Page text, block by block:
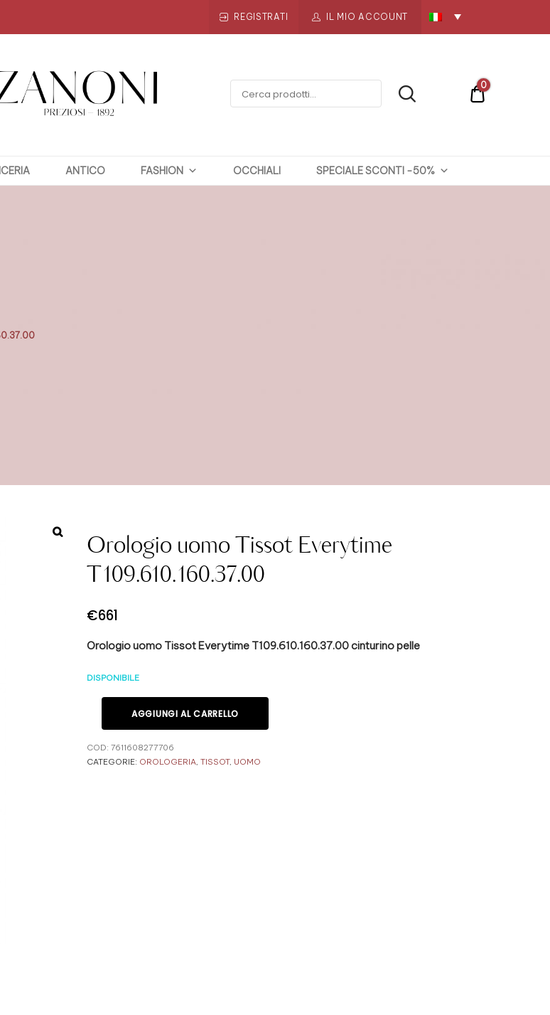
REGISTRATI IL MIO ACCOUNT
€0
0
ANTICO FASHION OCCHIALI SPECIALE SCONTI -50%
Orologio uomo Tissot Everytime
T109.610.160.37.00
€661
Orologio uomo Tissot Everytime T109.610.160.37.00 cinturino pelle
DISPONIBILE
AGGIUNGI AL CARRELLO
COD: 7611608277706
CATEGORIE: OROLOGERIA, TISSOT, UOMO